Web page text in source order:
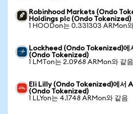
Robinhood Markets (Ondo
Holdings plc (Ondo Tokenized)
1 HOODon는 0.331303 ARMon
Lockheed (Ondo Tokenized)에
(Ondo Tokenized)
1 LMTon는 2.0968 ARMon와 같음
Eli Lilly (Ondo Tokenized)에서
(Ondo Tokenized)
1 LLYon는 4.1748 ARMon와 같음